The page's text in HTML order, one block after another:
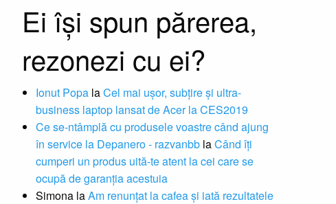
Ei își spun părerea,
rezonezi cu ei?
Ionut Popa laCel mai ușor, subțire și ultra-
business laptop lansat de Acer la CES2019
Ce se-ntâmplă cu produsele voastre când ajung
în service la Depanero - razvanbb laCând îți
cumperi un produs uită-te atent la cei care se
ocupă de garanția acestuia
Simona laAm renunțat la cafea și iată rezultatele